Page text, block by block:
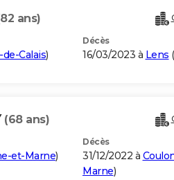
ans)
de-Calais)
Décès
16/03/2023 à Lens (
(68 ans)
et-Marne)
Décès
31/12/2022 à
Marne)